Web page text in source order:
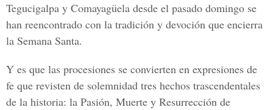
Tegucigalpa y Comayagüela desde el pasado domingo se
han reencontrado con la tradición y devoción que encierra
la Semana Santa.
Y es que las procesiones se convierten en expresiones de
fe que revisten de solemnidad tres hechos trascendentales
de la historia: la Pasión, Muerte y Resurrección de